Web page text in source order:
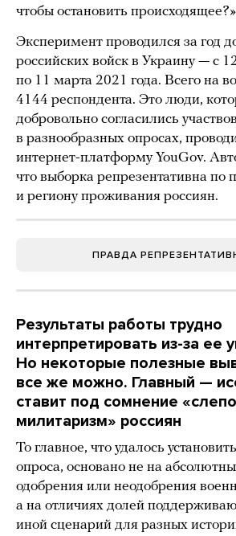
чтобы остановить происходящее?»
Эксперимент проводился за год
российских войск в Украину — с
по 11 марта 2021 года. Всего на
4144 респондента. Это люди,
добровольно согласились
в разнообразных опросах,
интернет-платформу YouGov.
что выборка репрезентативна по
и региону проживания россиян.
ПРАВДА
Результаты работы трудно
интерпретировать из-за ее
Но некоторые полезные
все же можно. Главный —
ставит под сомнение
милитаризм» россиян
То главное, что удалось
опроса, основано не на
одобрения или неодобрения
а на отличиях долей
иной сценарий для разных